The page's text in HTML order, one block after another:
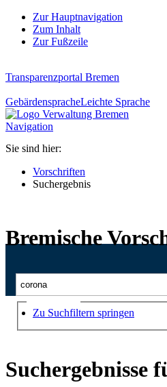
Zur Hauptnavigation
Zum Inhalt
Zur Fußzeile
Transparenzportal Bremen
GebärdenspracheLeichte Sprache
Navigation
Sie sind hier:
Vorschriften
Suchergebnis
Bremische
Zu Suchfiltern springen
Suchergebnisse